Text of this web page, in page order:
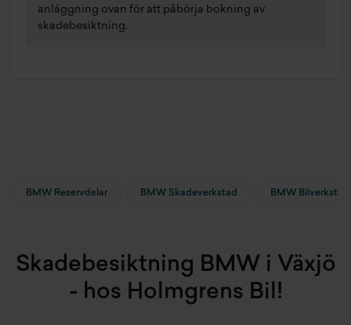
anläggning ovan för att påbörja bokning av
skadebesiktning.
BMW Reservdelar BMW Skadeverkstad BMW Bilverkstad
Skadebesiktning BMW i Växjö
- hos Holmgrens Bil!